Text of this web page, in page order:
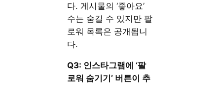
다. 게시물의 ‘좋아요’
수는 숨길 수 있지만 팔
로워 목록은 공개됩니
다.
Q3: 인스타그램에 ‘팔
로워 숨기기’ 버튼이 추